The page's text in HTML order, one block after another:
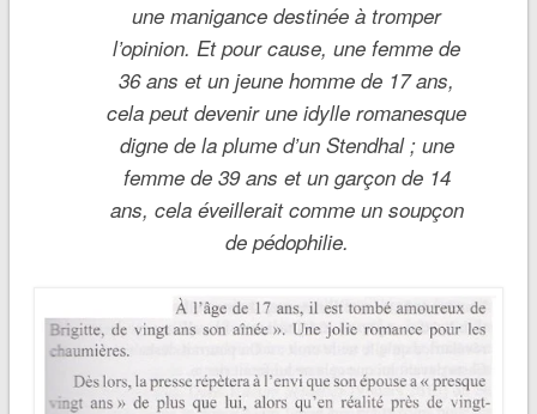
une manigance destinée à tromper
l’opinion. Et pour cause, une femme de
36 ans et un jeune homme de 17 ans,
cela peut devenir une idylle romanesque
digne de la plume d’un Stendhal ; une
femme de 39 ans et un garçon de 14
ans, cela éveillerait comme un soupçon
de pédophilie.